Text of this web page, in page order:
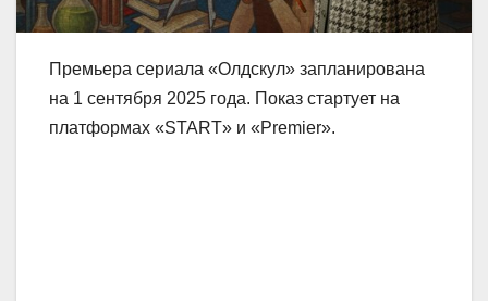
Премьера сериала «Олдскул» запланирована
на 1 сентября 2025 года. Показ стартует на
платформах «START» и «Premier».